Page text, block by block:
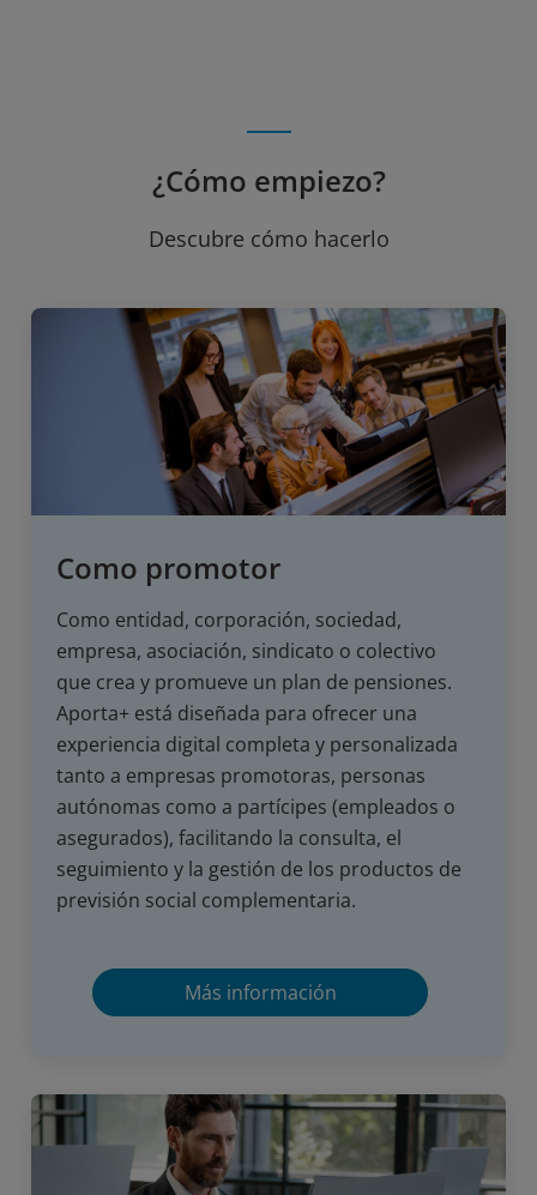
¿Cómo empiezo?
Descubre cómo hacerlo
Como promotor
Como entidad, corporación, sociedad,
empresa, asociación, sindicato o colectivo
que crea y promueve un plan de pensiones.
Aporta+ está diseñada para ofrecer una
experiencia digital completa y personalizada
tanto a empresas promotoras, personas
autónomas como a partícipes (empleados o
asegurados), facilitando la consulta, el
seguimiento y la gestión de los productos de
previsión social complementaria.
Más información